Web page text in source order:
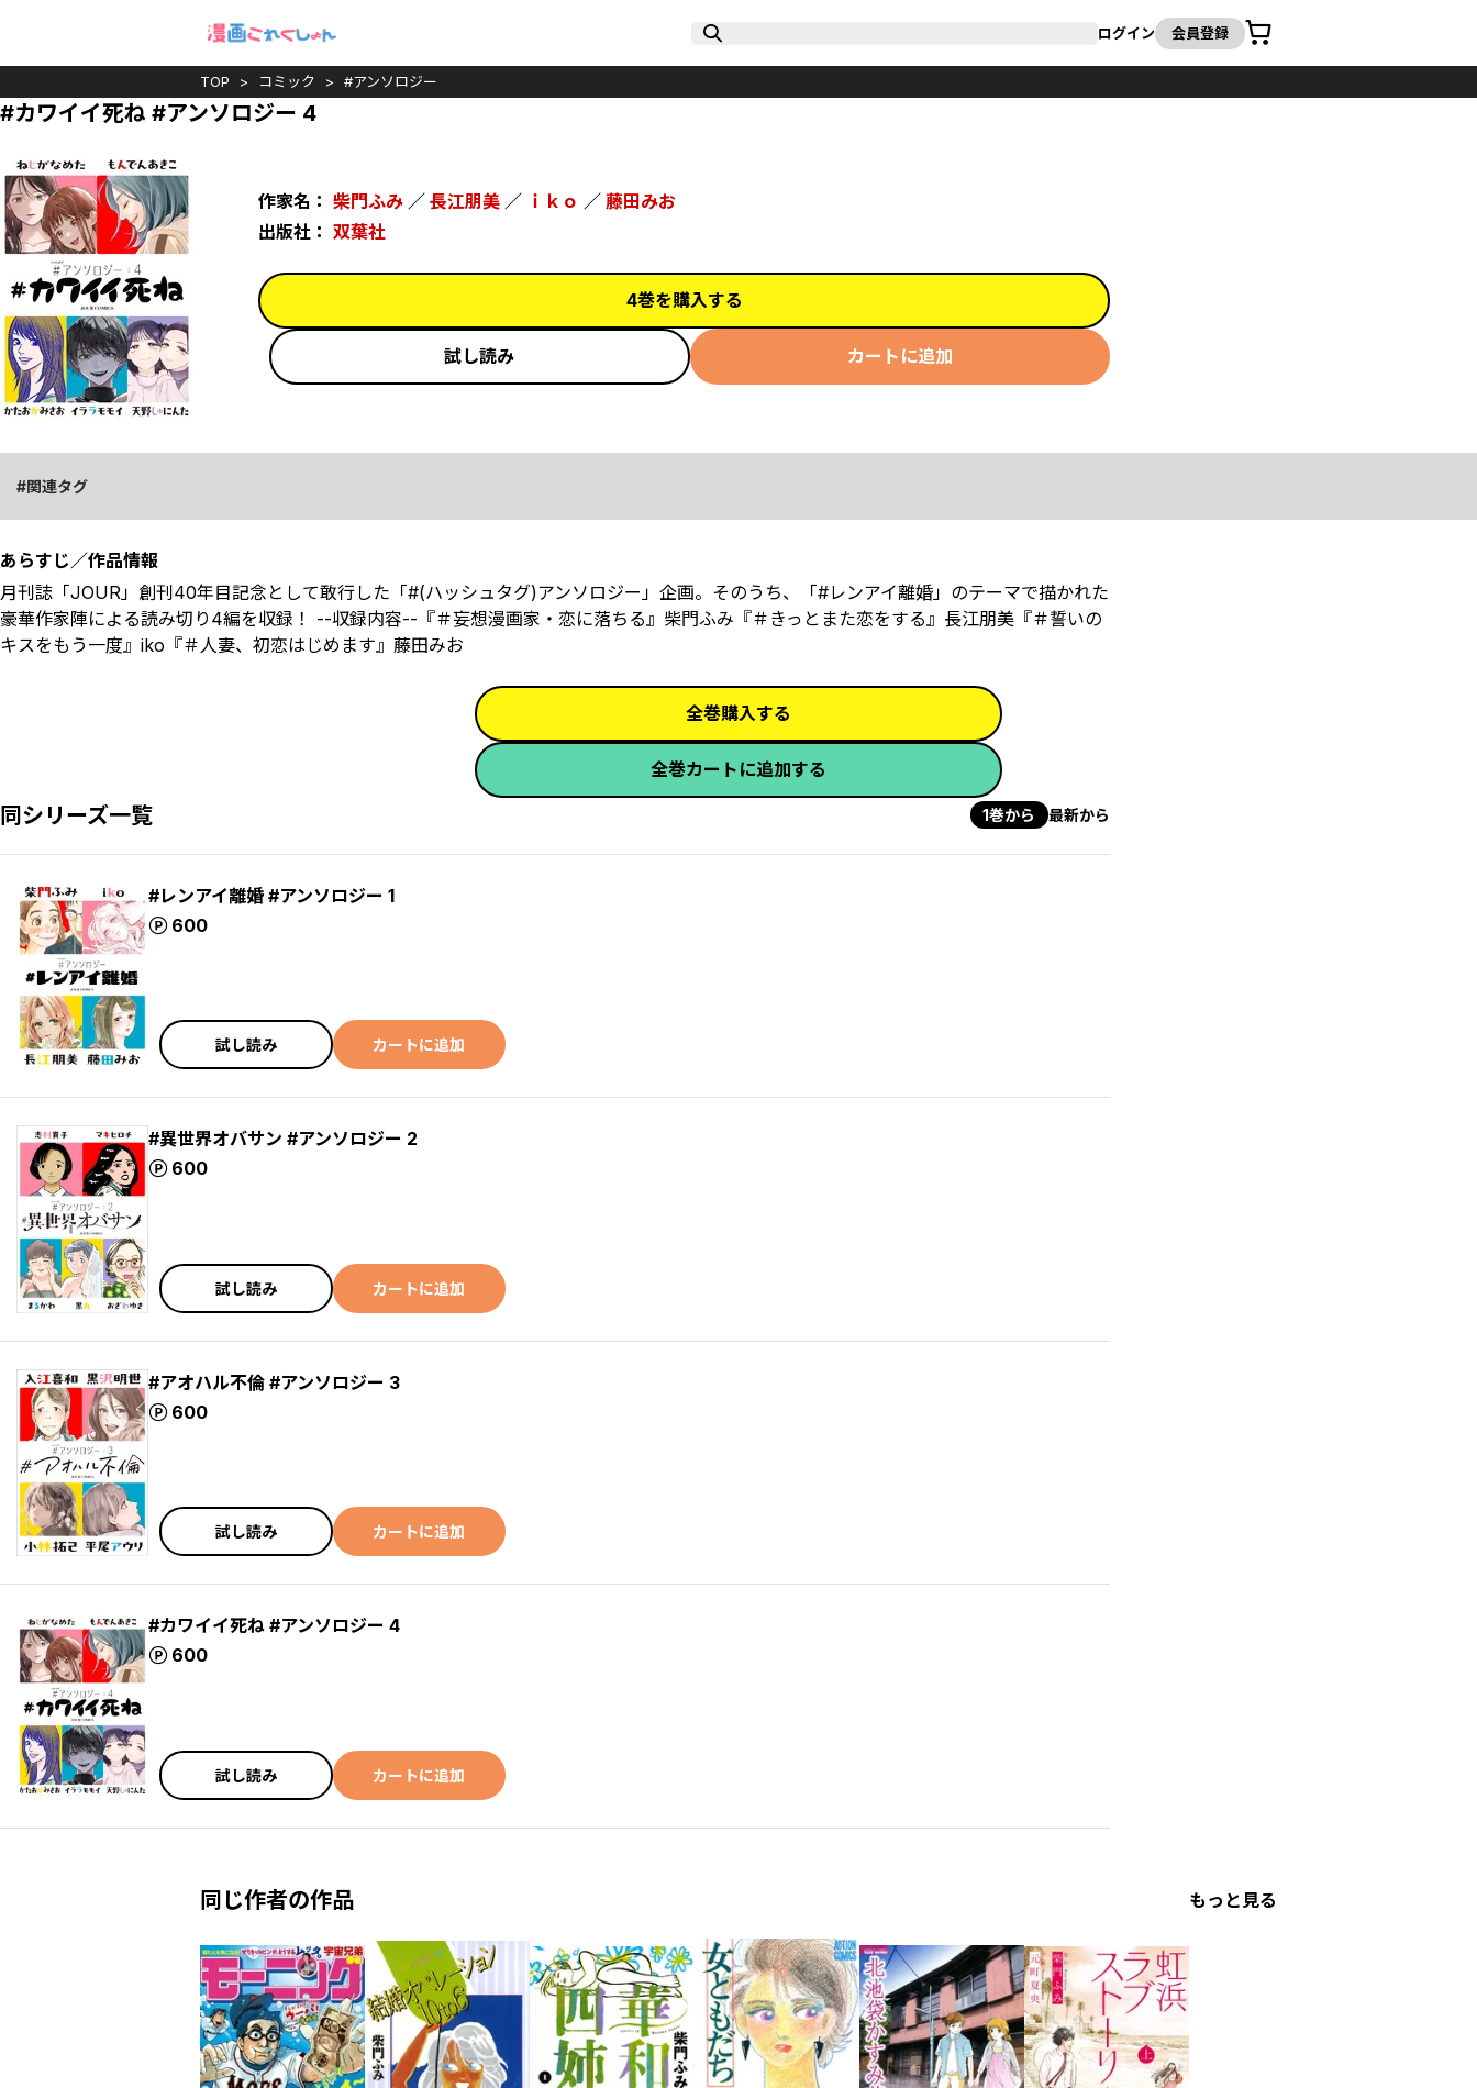
ログイン 会員登録
カート
TOP コミック #アンソロジー
#カワイイ死ね #アンソロジー 4
作家名： 柴門ふみ ／ 長江朋美 ／ ｉｋｏ ／ 藤田みお
出版社： 双葉社
4巻を購入する
試し読み カートに追加
関連タグ
あらすじ／作品情報
月刊誌「JOUR」創刊40年目記念として敢行した「#(ハッシュタグ)アンソロジー」企画。そのうち、「#レンアイ離婚」のテーマで描かれた
豪華作家陣による読み切り4編を収録！ --収録内容--『＃妄想漫画家・恋に落ちる』柴門ふみ『＃きっとまた恋をする』長江朋美『＃誓いの
キスをもう一度』iko『＃人妻、初恋はじめます』藤田みお
全巻購入する
全巻カートに追加する
同シリーズ一覧 1巻から 最新から
#レンアイ離婚 #アンソロジー 1
600
ポイント
試し読み カートに追加
#異世界オバサン #アンソロジー 2
600
ポイント
試し読み カートに追加
#アオハル不倫 #アンソロジー 3
600
ポイント
試し読み カートに追加
#カワイイ死ね #アンソロジー 4
600
ポイント
試し読み カートに追加
同じ作者の作品 もっと見る